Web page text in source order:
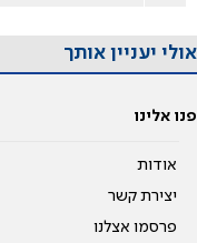
אולי יעניין אותך
פנו אלינו
אודות
יצירת קשר
פרסמו אצלנו